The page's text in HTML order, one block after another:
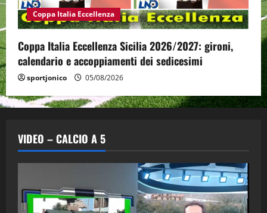
Coppa Italia Eccellenza
Coppa Italia Eccellenza Sicilia 2026/2027: gironi,
calendario e accoppiamenti dei sedicesimi
sportjonico 05/08/2026
VIDEO – CALCIO A 5